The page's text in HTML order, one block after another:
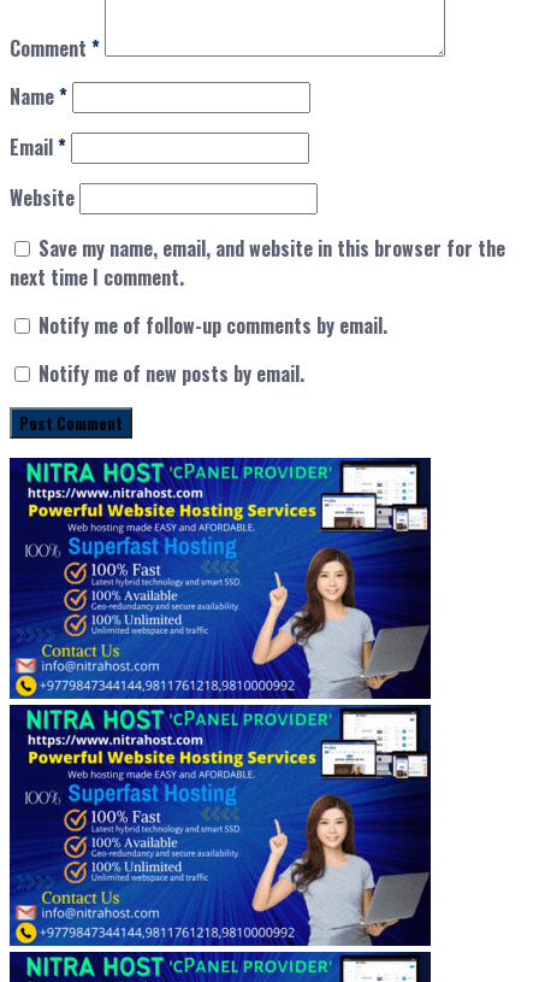
Comment *
Name*
Email*
Website
Save my name, email, and website in this browser for the
next time I comment.
Notify me of follow-up comments by email.
Notify me of new posts by email.